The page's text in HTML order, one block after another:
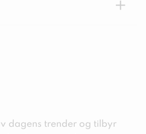
+
dagens trender og tilbyr